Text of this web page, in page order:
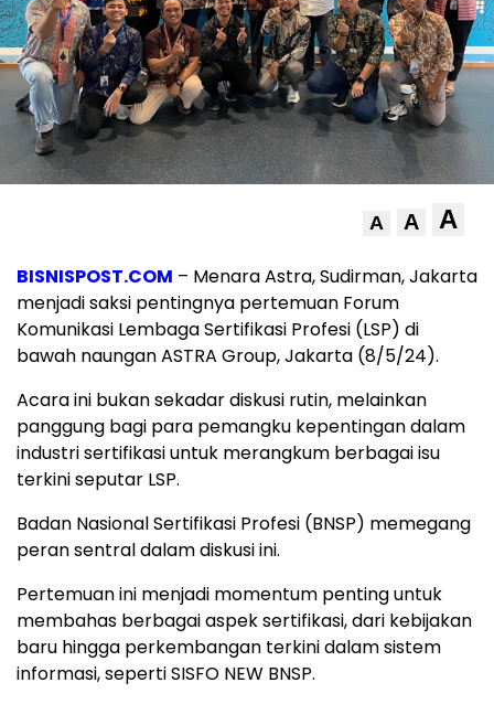
A A A
BISNISPOST.COM – Menara Astra, Sudirman, Jakarta
menjadi saksi pentingnya pertemuan Forum
Komunikasi Lembaga Sertifikasi Profesi (LSP) di
bawah naungan ASTRA Group, Jakarta (8/5/24).
Acara ini bukan sekadar diskusi rutin, melainkan
panggung bagi para pemangku kepentingan dalam
industri sertifikasi untuk merangkum berbagai isu
terkini seputar LSP.
Badan Nasional Sertifikasi Profesi (BNSP) memegang
peran sentral dalam diskusi ini.
Pertemuan ini menjadi momentum penting untuk
membahas berbagai aspek sertifikasi, dari kebijakan
baru hingga perkembangan terkini dalam sistem
informasi, seperti SISFO NEW BNSP.